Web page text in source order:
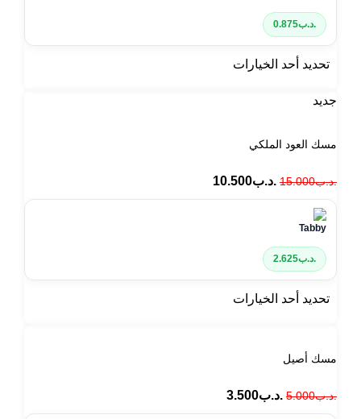
.د.ب0.875
تحديد أحد الخيارات
جديد
مسك العود الملكي
.د.ب15.000 .د.ب10.500
.د.ب2.625
تحديد أحد الخيارات
مسك أصيل
.د.ب5.000 .د.ب3.500